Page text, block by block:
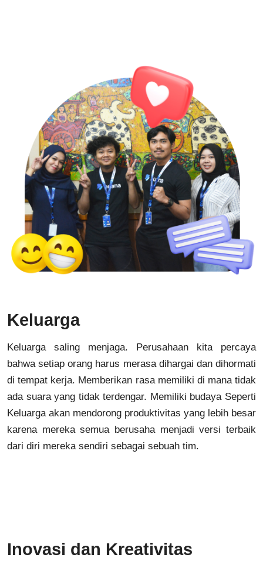
Keluarga
Keluarga saling menjaga. Perusahaan kita percaya
bahwa setiap orang harus merasa dihargai dan dihormati
di tempat kerja. Memberikan rasa memiliki di mana tidak
ada suara yang tidak terdengar. Memiliki budaya Seperti
Keluarga akan mendorong produktivitas yang lebih besar
karena mereka semua berusaha menjadi versi terbaik
dari diri mereka sendiri sebagai sebuah tim.
Inovasi dan Kreativitas